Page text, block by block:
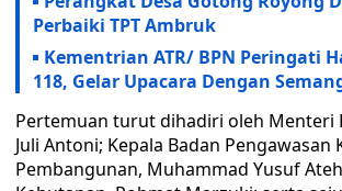
Perbaiki TPT Ambruk
Kementrian ATR/ BPN Peringati
118, Gelar Upacara Dengan
Pertemuan turut dihadiri oleh Menteri
Juli Antoni; Kepala Badan Pengawasan
Pembangunan, Muhammad Yusuf